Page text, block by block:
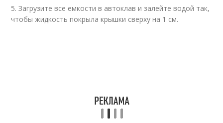
5. Загрузите все емкости в автоклав и залейте водой так,
чтобы жидкость покрыла крышки сверху на 1 см.